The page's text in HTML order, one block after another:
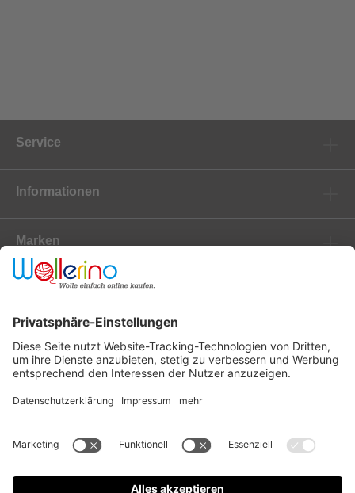
Service
Informationen
Marken
Newsletter
Versanddienstleister
Zahlungsanbieter